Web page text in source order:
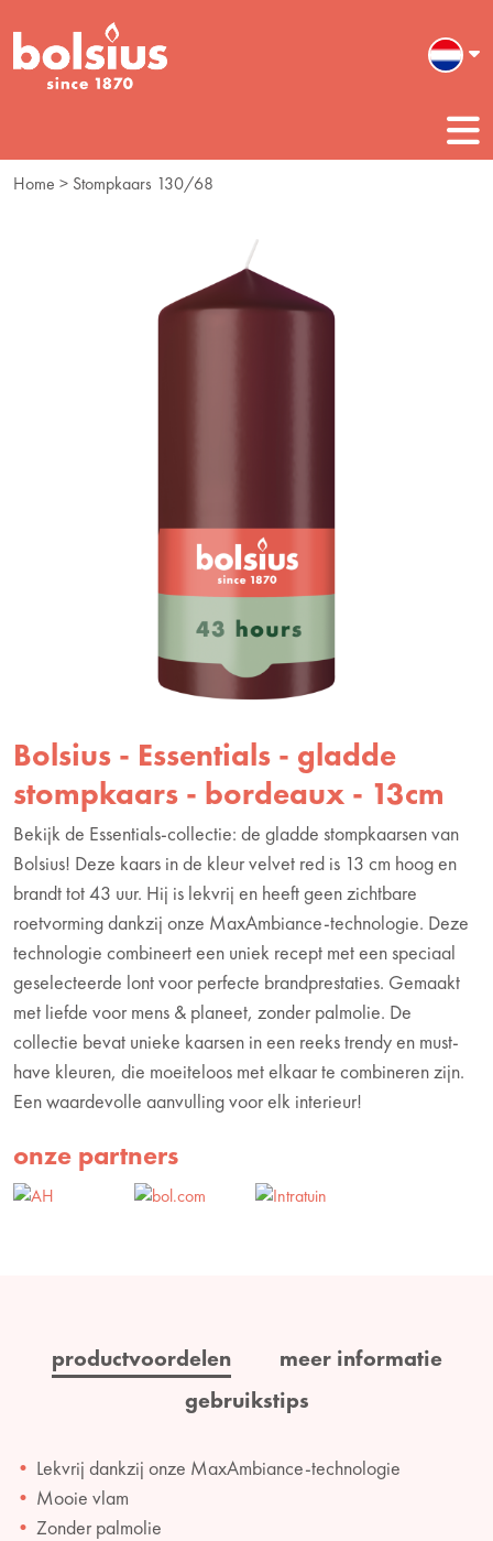
Home > Stompkaars 130/68
Bolsius - Essentials - gladde
stompkaars - bordeaux - 13cm
Bekijk de Essentials-collectie: de gladde stompkaarsen van
Bolsius! Deze kaars in de kleur velvet red is 13 cm hoog en
brandt tot 43 uur. Hij is lekvrij en heeft geen zichtbare
roetvorming dankzij onze MaxAmbiance-technologie. Deze
technologie combineert een uniek recept met een speciaal
geselecteerde lont voor perfecte brandprestaties. Gemaakt
met liefde voor mens & planeet, zonder palmolie. De
collectie bevat unieke kaarsen in een reeks trendy en must-
have kleuren, die moeiteloos met elkaar te combineren zijn.
Een waardevolle aanvulling voor elk interieur!
onze partners
productvoordelen
meer informatie
gebruikstips
Lekvrij dankzij onze MaxAmbiance-technologie
Mooie vlam
Zonder palmolie